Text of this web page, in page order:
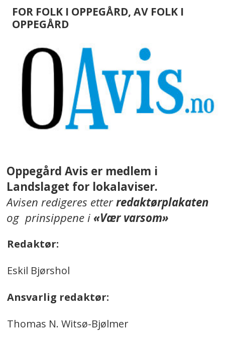
FOR FOLK I OPPEGÅRD, AV FOLK I
OPPEGÅRD
Oppegård Avis er medlem i
Landslaget for lokalaviser.
Avisen redigeres etterredaktørplakaten
og prinsippene i«Vær varsom»
Redaktør:
Eskil Bjørshol
Ansvarlig redaktør:
Thomas N. Witsø-Bjølmer